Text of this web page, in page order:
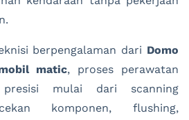
berpengalaman dari Domo
matic, proses perawatan
mulai dari scanning
komponen, flushing,